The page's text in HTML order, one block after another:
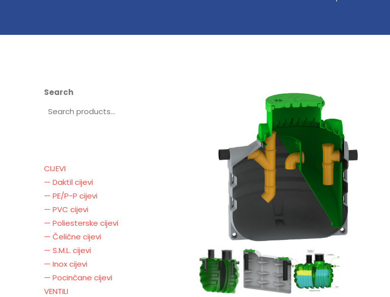
Search
CIJEVI
— Daktil cijevi
— PE/P-P cijevi
— PVC cijevi
— Poliesterske cijevi
— Čelične cijevi
— S.M.L. cijevi
— Inox cijevi
— Pocinčane cijevi
VENTILI